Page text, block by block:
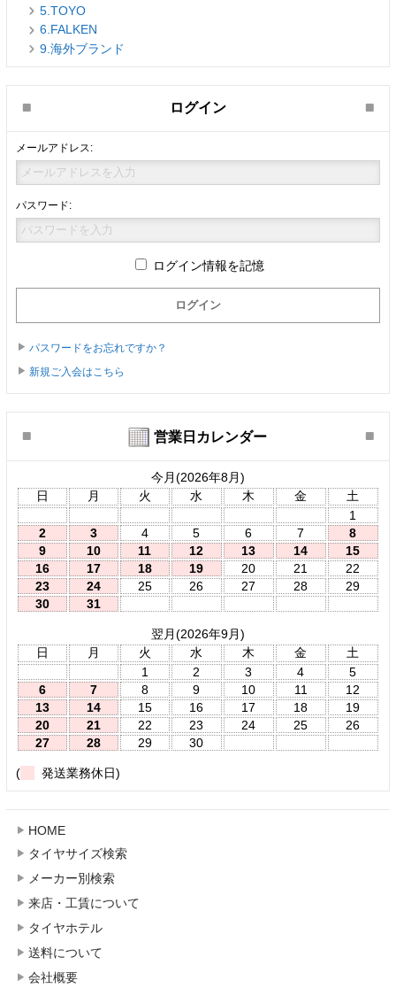
5.TOYO
6.FALKEN
9.海外ブランド
ログイン
メールアドレス:
パスワード:
ログイン情報を記憶
パスワードをお忘れですか？
新規ご入会はこちら
営業日カレンダー
今月(2026年8月)
日
月 火 水 木 金
土
1
2
3 4 5 6 7
8
9
10 11 12 13 14
15
16
17 18 19 20 21
22
23
24 25 26 27 28
29
30
31
翌月(2026年9月)
日
月 火 水 木 金
土
1
2 3 4
5
6
7 8 9 10 11
12
13
14 15 16 17 18
19
20
21 22 23 24 25
26
27
28 29 30
( 発送業務休日)
HOME
タイヤサイズ検索
メーカー別検索
来店・工賃について
タイヤホテル
送料について
会社概要